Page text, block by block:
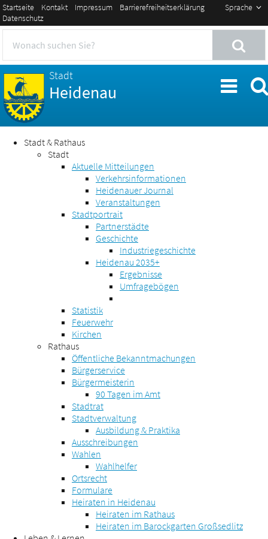
Sprache
Startseite Kontakt Impressum
Barrierefreiheitserklärung
Datenschutz
Stadt
Heidenau
Stadt & Rathaus
Stadt
Aktuelle Mitteilungen
Verkehrsinformationen
Heidenauer Journal
Veranstaltungen
Stadtportrait
Partnerstädte
Geschichte
Industriegeschichte
Heidenau 2035+
Ergebnisse
Umfragebögen
Statistik
Feuerwehr
Kirchen
Rathaus
Öffentliche Bekanntmachungen
Bürgerservice
Bürgermeisterin
90 Tagen im Amt
Stadtrat
Stadtverwaltung
Ausbildung & Praktika
Ausschreibungen
Wahlen
Wahlhelfer
Ortsrecht
Formulare
Heiraten in Heidenau
Heiraten im Rathaus
Heiraten im Barockgarten Großsedlitz